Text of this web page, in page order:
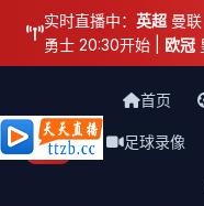
实时直播中： 英超 曼
勇士 20:30开始 | 欧冠
天天直播网
首页
足球录像